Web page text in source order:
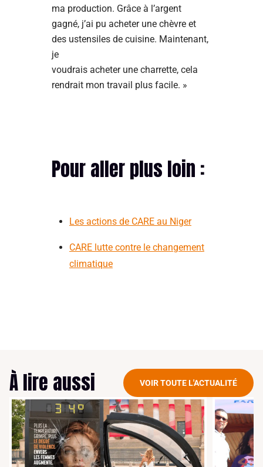
ma production. Grâce à l’argent
gagné, j’ai pu acheter une chèvre et
des ustensiles de cuisine. Maintenant,
je
voudrais acheter une charrette, cela
rendrait mon travail plus facile. »
Pour aller plus loin :
Les actions de CARE au Niger
CARE lutte contre le changement
climatique
À lire aussi VOIR TOUTE L'ACTUALITÉ